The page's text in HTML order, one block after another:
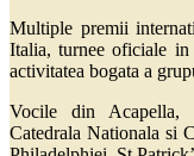
Multiple premii
Italia, turnee oficiale in
activitatea bogata a
Vocile din Acapella,
Catedrala Nationala si